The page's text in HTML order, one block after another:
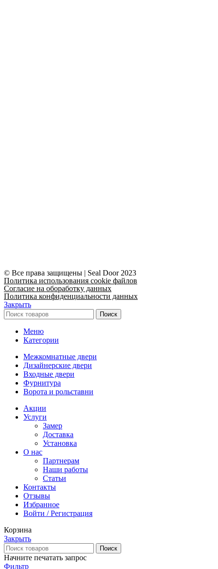
© Все права защищены | Seal Door 2023
Политика использования cookie файлов
Согласие на обоработку данных
Политика конфиденциальности данных
Закрыть
Поиск
Меню
Категории
Межкомнатные двери
Дизайнерские двери
Входные двери
Фурнитура
Ворота и рольставни
Акции
Услуги
Замер
Доставка
Установка
О нас
Партнерам
Наши работы
Статьи
Контакты
Отзывы
Избранное
Войти / Регистрация
Корзина
Закрыть
Поиск
Начните печатать запрос
Фильтр